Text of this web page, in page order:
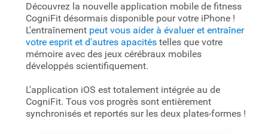
Découvrez la nouvelle application mobile de fitness
CogniFit désormais disponible pour votre iPhone !
L'entraînement peut vous aider à évaluer et entraîner
votre esprit et d'autres apacitéstelles que votre
mémoire avec des jeux cérébraux mobiles
développés scientifiquement.
L'application iOS est totalement intégrée au de
CogniFit. Tous vos progrès sont entièrement
synchronisés et reportés sur les deux plates-formes !